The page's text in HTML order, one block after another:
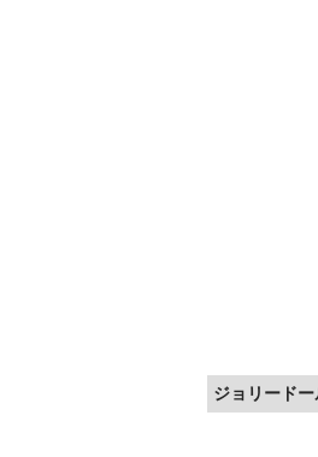
ジョリード